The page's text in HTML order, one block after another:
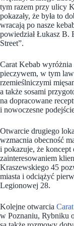
tym razem przy ulicy
pokazały, że była to
wracają po nasze
powiedział Łukasz B.
Street”.
Carat Kebab wyróżnia
pieczywem, w tym
rzemieślniczymi
a także sosami
na dopracowane
i nowoczesne
Otwarcie drugiego
wzmacnia obecność
i pokazuje, że koncept
zainteresowaniem
Kraszewskiego 45
miasta i odciążyć
Legionowej 28.
Kolejne otwarcia
w Poznaniu, Rybniku